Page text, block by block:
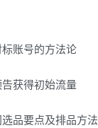
账号的方法论
获得初始流量
品要点及排品方法